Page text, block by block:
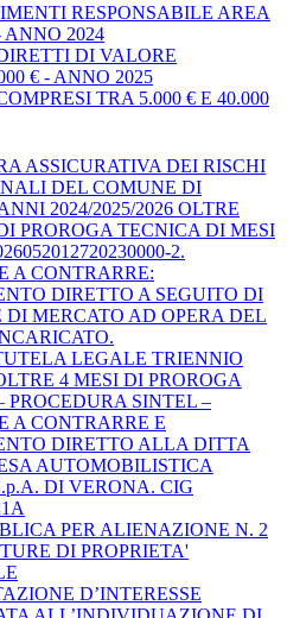
RESPONSABILE AREA
2024
DI VALORE
€ - ANNO 2025
TRA 5.000 € E 40.000
ASSICURATIVA DEI RISCHI
DEL COMUNE DI
2024/2025/2026 OLTRE
PROROGA TECNICA DI MESI
2.
A CONTRARRE:
DIRETTO A SEGUITO DI
MERCATO AD OPERA DEL
LEGALE TRIENNIO
4 MESI DI PROROGA
PROCEDURA SINTEL –
A CONTRARRE E
DIRETTO ALLA DITTA
AUTOMOBILISTICA
DI VERONA. CIG
PER ALIENAZIONE N. 2
DI PROPRIETA'
D’INTERESSE